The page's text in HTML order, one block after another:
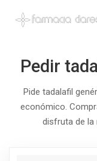
Pedir
Pide tadalafil
económico.
disfruta de la